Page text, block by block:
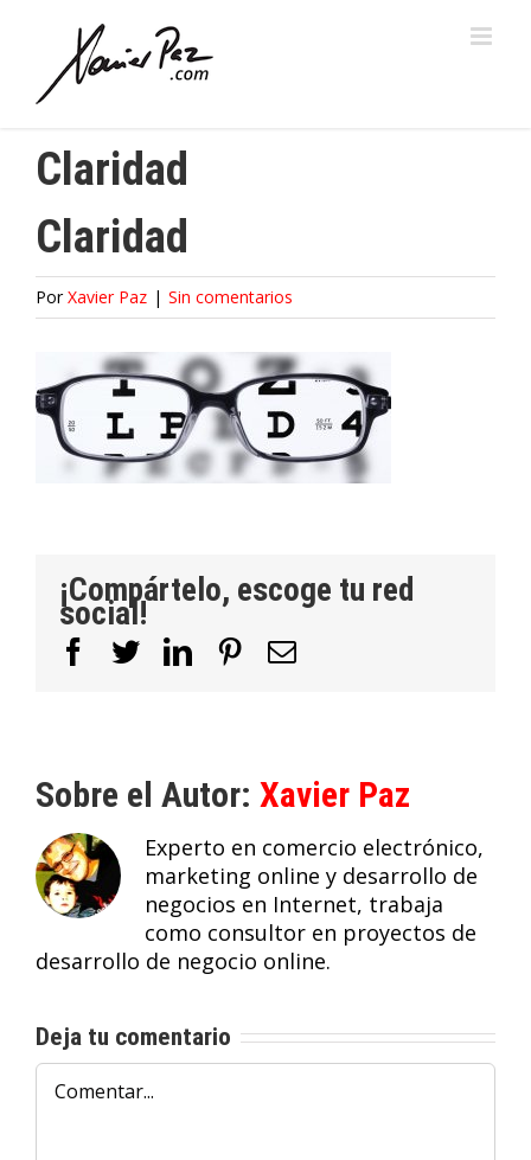
contenido
Claridad
Claridad
PorXavier Paz | Sin comentarios
¡Compártelo, escoge tu red
social!
Facebook
TwitterLinkedIn
PinterestCorreo
Sobre el Autor: Xavier Paz
Experto en comercio electrónico,
marketing online y desarrollo de
negocios en Internet, trabaja
como consultor en proyectos de
desarrollo de negocio online.
Deja tu comentario
Comentar